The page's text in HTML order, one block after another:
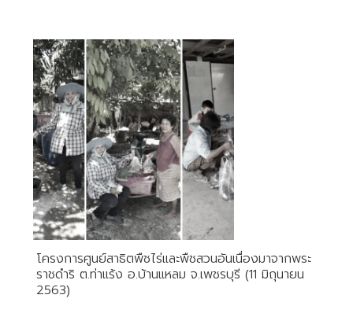
โครงการศูนย์สาธิตพืชไร่และพืชสวนอันเนื่องมาจากพระ
ราชดำริ ต.ท่าแร้ง อ.บ้านแหลม จ.เพชรบุรี (11 มิถุนายน
2563)